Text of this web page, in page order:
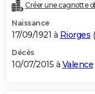
Créer une cagnotte
Naissance
17/09/1921 à Riorges (
Décès
10/07/2015 à Valence